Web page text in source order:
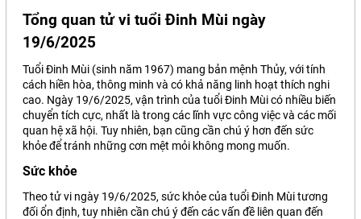
Tổng quan tử vi tuổi Đinh Mùi ngày
19/6/2025
Tuổi Đinh Mùi (sinh năm 1967) mang bản mệnh Thủy, với tính
cách hiền hòa, thông minh và có khả năng linh hoạt thích nghi
cao. Ngày 19/6/2025, vận trình của tuổi Đinh Mùi có nhiều biến
chuyển tích cực, nhất là trong các lĩnh vực công việc và các mối
quan hệ xã hội. Tuy nhiên, bạn cũng cần chú ý hơn đến sức
khỏe để tránh những cơn mệt mỏi không mong muốn.
Sức khỏe
Theo tử vi ngày 19/6/2025, sức khỏe của tuổi Đinh Mùi tương
đối ổn định, tuy nhiên cần chú ý đến các vấn đề liên quan đến